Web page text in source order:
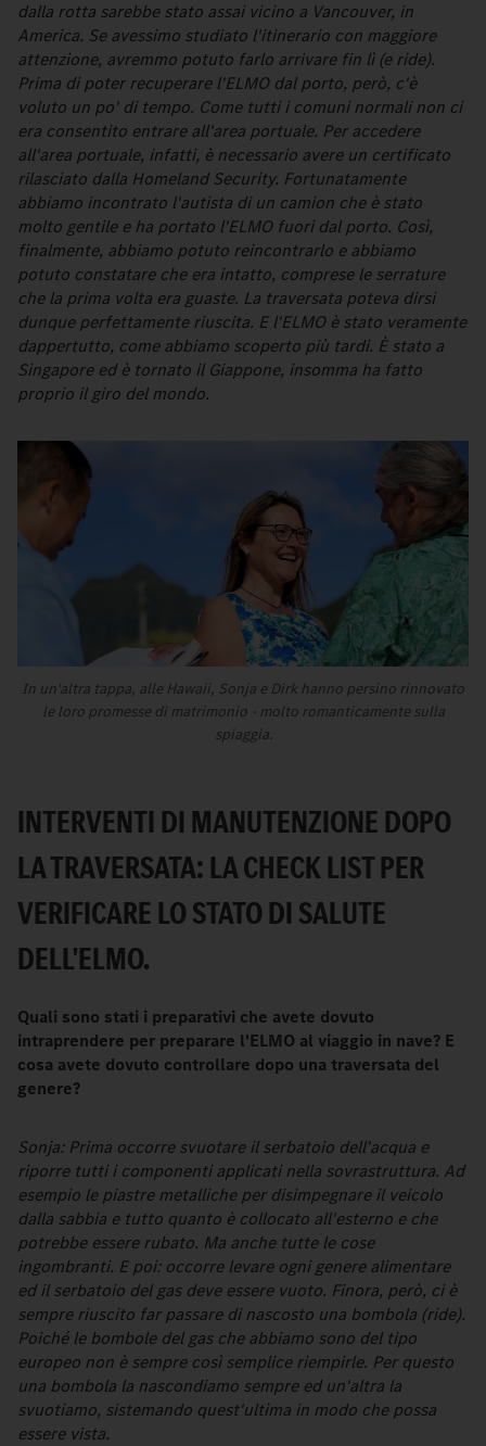
dalla rotta sarebbe stato assai vicino a Vancouver, in
America. Se avessimo studiato l'itinerario con maggiore
attenzione, avremmo potuto farlo arrivare fin lì (e ride).
Prima di poter recuperare l'ELMO dal porto, però, c'è
voluto un po' di tempo. Come tutti i comuni normali non ci
era consentito entrare all'area portuale. Per accedere
all'area portuale, infatti, è necessario avere un certificato
rilasciato dalla Homeland Security. Fortunatamente
abbiamo incontrato l'autista di un camion che è stato
molto gentile e ha portato l'ELMO fuori dal porto. Così,
finalmente, abbiamo potuto reincontrarlo e abbiamo
potuto constatare che era intatto, comprese le serrature
che la prima volta era guaste. La traversata poteva dirsi
dunque perfettamente riuscita. E l'ELMO è stato veramente
dappertutto, come abbiamo scoperto più tardi. È stato a
Singapore ed è tornato il Giappone, insomma ha fatto
proprio il giro del mondo.
In un'altra tappa, alle Hawaii, Sonja e Dirk hanno persino rinnovato
le loro promesse di matrimonio - molto romanticamente sulla
spiaggia.
INTERVENTI DI MANUTENZIONE DOPO
LA TRAVERSATA: LA CHECK LIST PER
VERIFICARE LO STATO DI SALUTE
DELL'ELMO.
Quali sono stati i preparativi che avete dovuto
intraprendere per preparare l'ELMO al viaggio in nave? E
cosa avete dovuto controllare dopo una traversata del
genere?
Sonja: Prima occorre svuotare il serbatoio dell'acqua e
riporre tutti i componenti applicati nella sovrastruttura. Ad
esempio le piastre metalliche per disimpegnare il veicolo
dalla sabbia e tutto quanto è collocato all'esterno e che
potrebbe essere rubato. Ma anche tutte le cose
ingombranti. E poi: occorre levare ogni genere alimentare
ed il serbatoio del gas deve essere vuoto. Finora, però, ci è
sempre riuscito far passare di nascosto una bombola (ride).
Poiché le bombole del gas che abbiamo sono del tipo
europeo non è sempre così semplice riempirle. Per questo
una bombola la nascondiamo sempre ed un'altra la
svuotiamo, sistemando quest'ultima in modo che possa
essere vista.